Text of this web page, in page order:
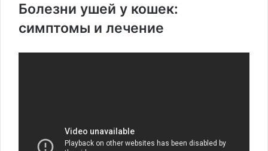
Болезни ушей у кошек:
симптомы и лечение